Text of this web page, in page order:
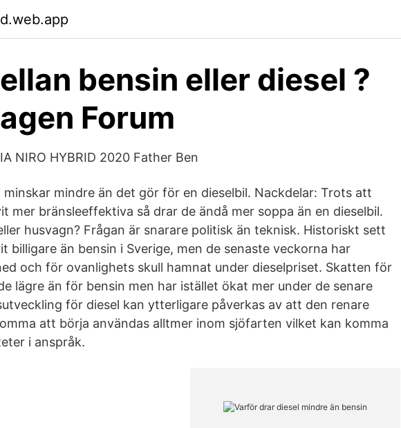
bensin eller diesel ?
Forum
NIRO HYBRID 2020 Father Ben
mindre än det gör för en dieselbil. Nackdelar: Trots att
mer bränsleeffektiva så drar de ändå mer soppa än en dieselbil.
husvagn? Frågan är snarare politisk än teknisk. Historiskt sett
billigare än bensin i Sverige, men de senaste veckorna har
och för ovanlighets skull hamnat under dieselpriset. Skatten för
lägre än för bensin men har istället ökat mer under de senare
för diesel kan ytterligare påverkas av att den renare
att börja användas alltmer inom sjöfarten vilket kan komma
i anspråk.